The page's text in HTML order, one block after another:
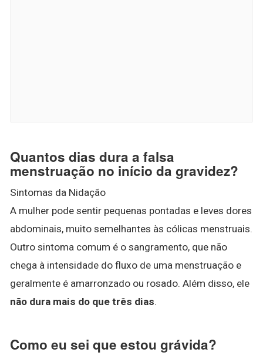
Quantos dias dura a falsa
menstruação no início da gravidez?
Sintomas da Nidação
A mulher pode sentir pequenas pontadas e leves dores
abdominais, muito semelhantes às cólicas menstruais.
Outro sintoma comum é o sangramento, que não
chega à intensidade do fluxo de uma menstruação e
geralmente é amarronzado ou rosado. Além disso, ele
não dura mais do que três dias.
Como eu sei que estou grávida?